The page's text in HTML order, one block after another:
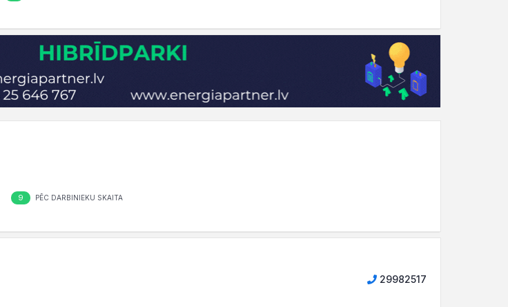
9 PĒC DARBINIEKU SKAITA
29982517